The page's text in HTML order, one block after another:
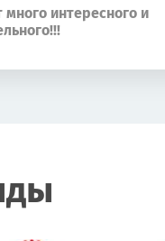
много интересного и